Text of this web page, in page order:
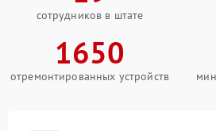
сотрудников в штате
1650
отремонтированных устройств